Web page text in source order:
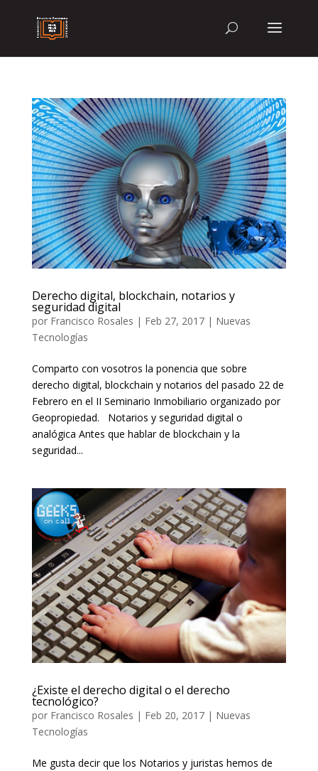
Derecho digital, blockchain, notarios y
seguridad digital
por Francisco Rosales | Feb 27, 2017| Nuevas
Tecnologías
Comparto con vosotros la ponencia que sobre
derecho digital, blockchain y notarios del pasado 22 de
Febrero en el II Seminario Inmobiliario organizado por
Geopropiedad. Notarios y seguridad digital o
analógica Antes que hablar de blockchain y la
seguridad...
¿Existe el derecho digital o el derecho
tecnológico?
por Francisco Rosales | Feb 20, 2017| Nuevas
Tecnologías
Me gusta decir que los Notarios y juristas hemos de